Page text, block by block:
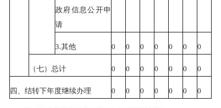
政府信息公开申
请
3.其他 0 0 0 0 0 0 0
（七）总计 0 0 0 0 0 0 0
四、结转下年度继续办理 0 0 0 0 0 0 0